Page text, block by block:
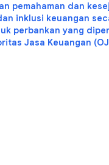
pemahaman dan
inklusi keuangan
perbankan yang
Jasa Keuangan